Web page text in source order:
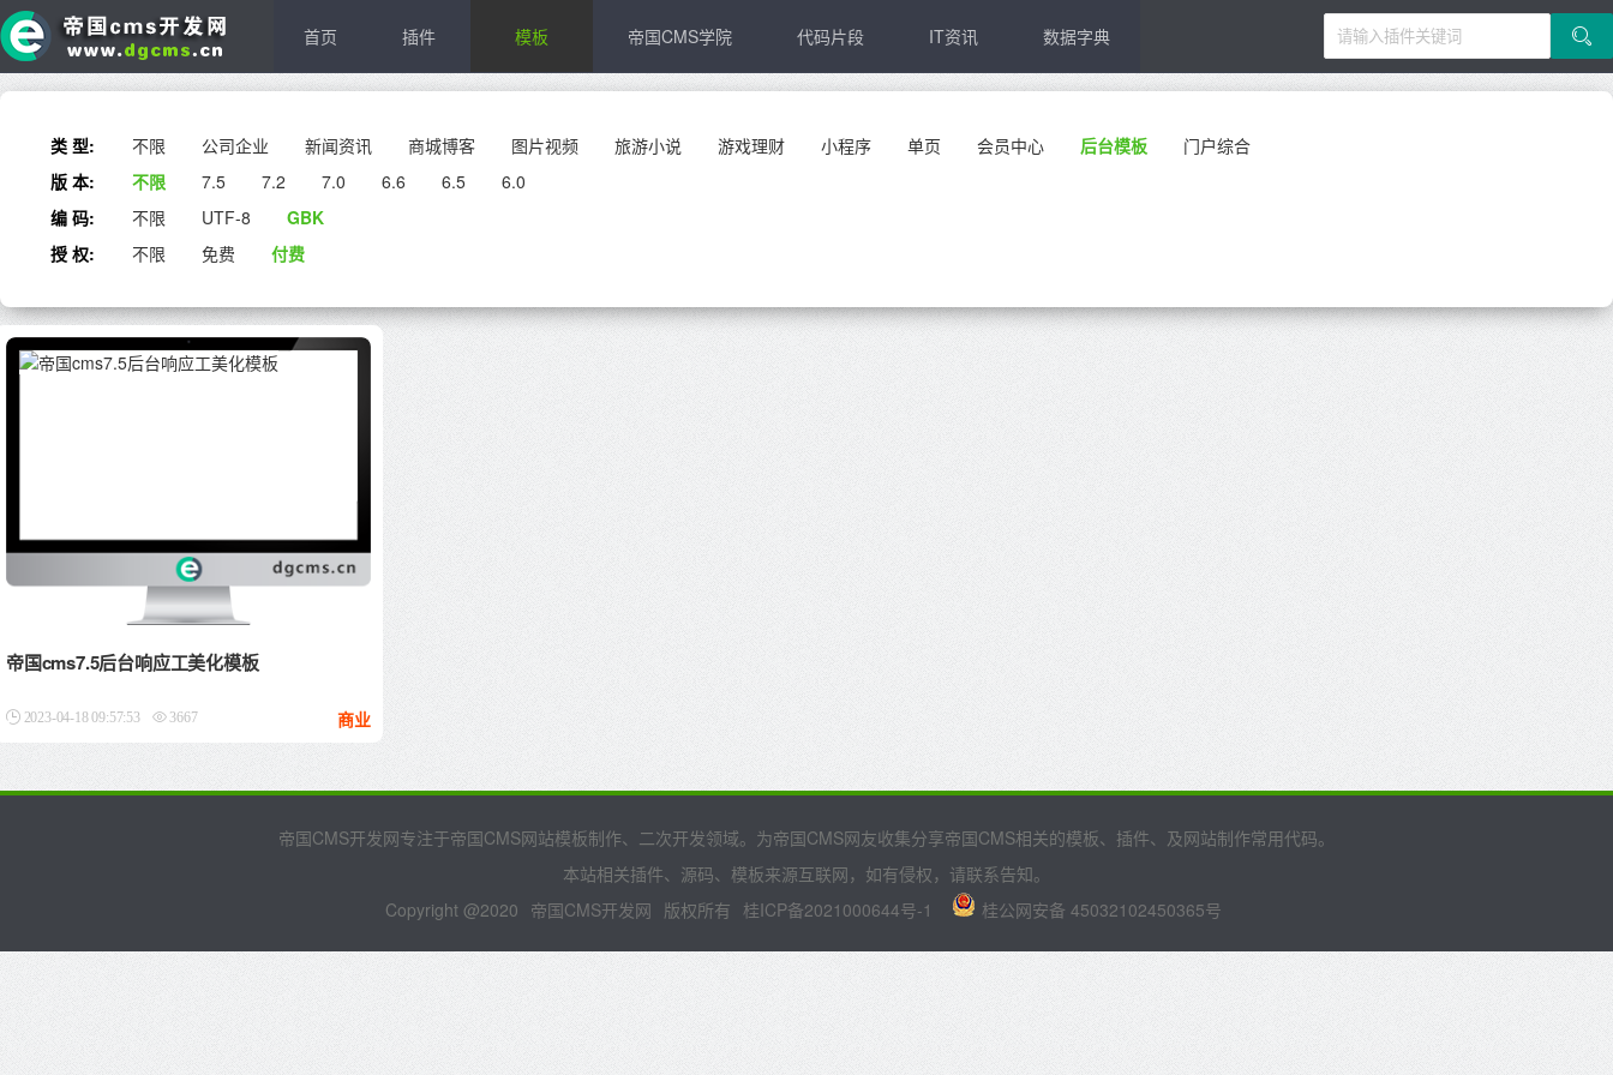
首页 插件 模板 帝国CMS学院 代码片段 IT资讯 数据字典
类 型: 不限 公司企业 新闻资讯 商城博客 图片视频 旅游小说 游戏理财 小程序 单页 会员中心 后台模板
门户综合
版 本:
不限 7.5 7.2 7.0 6.6 6.5
6.0
编 码:
不限 UTF-8
GBK
授 权:
不限 免费 付费
帝国cms7.5后台响应工美化模板
2023-04-18 09:57:53 3667 商业
帝国CMS开发网专注于帝国CMS网站模板制作、二次开发领域。为帝国CMS网友收集分享帝国CMS相关的模板、插件、及网站制作常用代码。
本站相关插件、源码、模板来源互联网，如有侵权，请联系告知。
Copyright @2020 帝国CMS开发网 版权所有 桂ICP备2021000644号-1 桂公网安备 45032102450365号